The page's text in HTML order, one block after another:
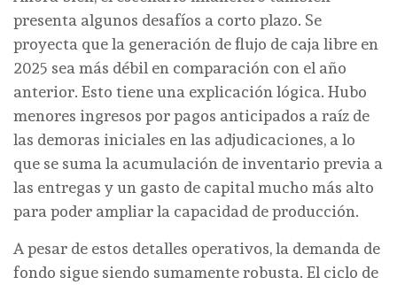
presenta algunos desafíos a corto plazo. Se
proyecta que la generación de flujo de caja libre en
2025 sea más débil en comparación con el año
anterior. Esto tiene una explicación lógica. Hubo
menores ingresos por pagos anticipados a raíz de
las demoras iniciales en las adjudicaciones, a lo
que se suma la acumulación de inventario previa a
las entregas y un gasto de capital mucho más alto
para poder ampliar la capacidad de producción.
A pesar de estos detalles operativos, la demanda de
fondo sigue siendo sumamente robusta. El ciclo de